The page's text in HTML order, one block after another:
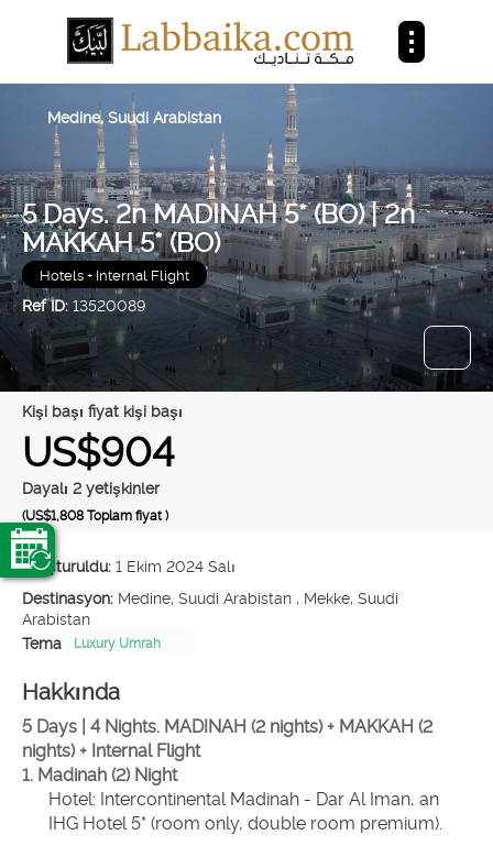
5 Days. 2n MADINAH 5* (BO) | 2n
MAKKAH 5* (BO)
Hotels + Internal Flight
Ref ID: 13520089
Medine, Suudi Arabistan
Kişi başı fiyat kişi başı
US$904
Dayalı 2 yetişkinler
(US$1,808Toplam fiyat)
Oluşturuldu: 1 Ekim 2024 Salı
Destinasyon: Medine, Suudi Arabistan , Mekke, Suudi
Arabistan
Tema
Luxury Umrah
Hakkında
5 Days | 4 Nights. MADINAH (2 nights) + MAKKAH (2
nights) + Internal Flight
1. Madinah (2) Night
Hotel: Intercontinental Madinah - Dar Al Iman, an
IHG Hotel 5* (room only, double room premium).